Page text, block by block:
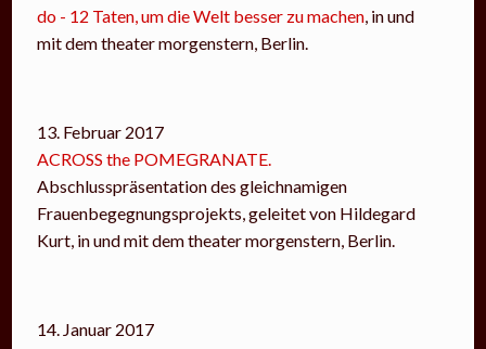
do - 12 Taten, um die Welt besser zu machen , in und
mit dem theater morgenstern, Berlin.
13. Februar 2017
ACROSS the POMEGRANATE.
Abschlusspräsentation des gleichnamigen
Frauenbegegnungsprojekts, geleitet von Hildegard
Kurt, in und mit dem theater morgenstern, Berlin.
14. Januar 2017